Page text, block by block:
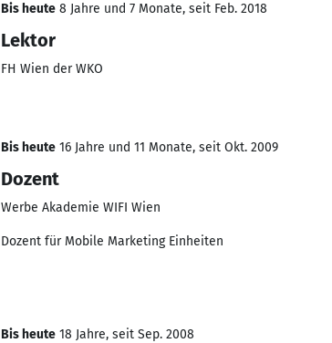
Bis heute 8 Jahre und 7 Monate, seit Feb. 2018
Lektor
FH Wien der WKO
Bis heute 16 Jahre und 11 Monate, seit Okt. 2009
Dozent
Werbe Akademie WIFI Wien
Dozent für Mobile Marketing Einheiten
Bis heute 18 Jahre, seit Sep. 2008